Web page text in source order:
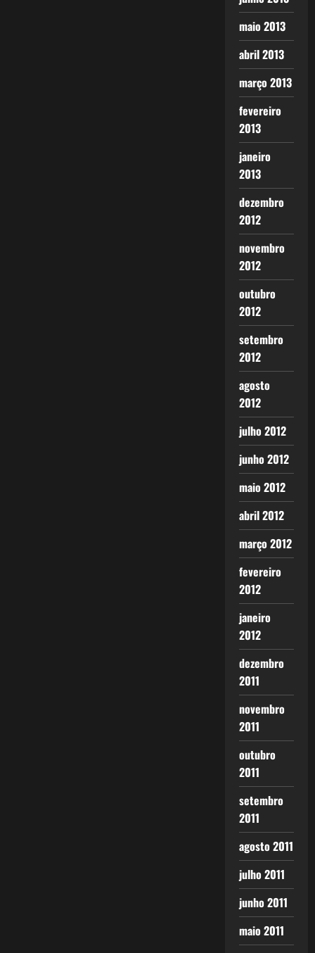
maio 2013
abril 2013
março 2013
fevereiro
2013
janeiro
2013
dezembro
2012
novembro
2012
outubro
2012
setembro
2012
agosto
2012
julho 2012
junho 2012
maio 2012
abril 2012
março 2012
fevereiro
2012
janeiro
2012
dezembro
2011
novembro
2011
outubro
2011
setembro
2011
agosto 2011
julho 2011
junho 2011
maio 2011